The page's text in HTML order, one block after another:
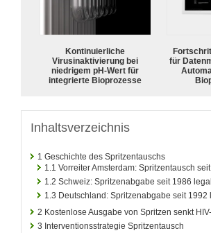
Kontinuierliche
Virusinaktivierung bei
niedrigem pH-Wert für
integrierte Bioprozesse
für
Inhaltsverzeichnis
1 Geschichte des Spritzentauschs
1.1 Vorreiter Amsterdam: Spritzentausch
1.2 Schweiz: Spritzenabgabe seit 1986 legal
1.3 Deutschland: Spritzenabgabe seit 1992
2 Kostenlose Ausgabe von Spritzen senkt
3 Interventionsstrategie Spritzentausch